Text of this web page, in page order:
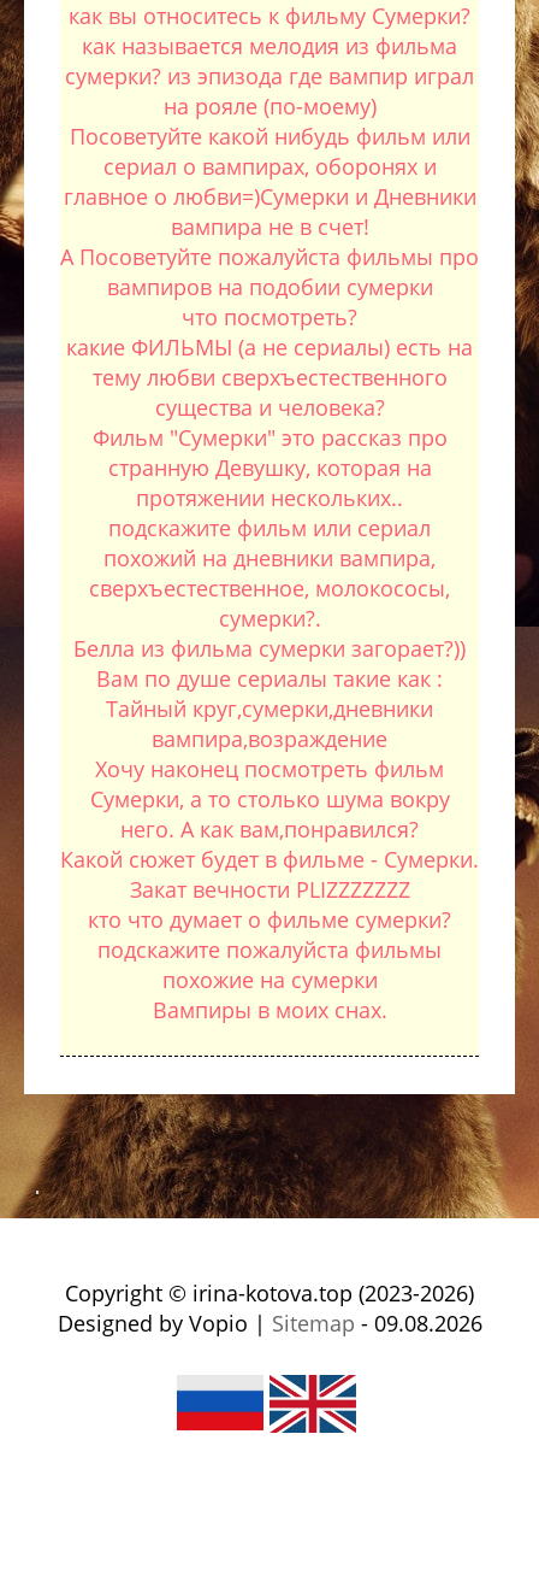
как вы относитесь к фильму Сумерки?
как называется мелодия из фильма
сумерки? из эпизода где вампир играл
на рояле (по-моему)
Посоветуйте какой нибудь фильм или
сериал о вампирах, оборонях и
главное о любви=)Сумерки и Дневники
вампира не в счет!
А Посоветуйте пожалуйста фильмы про
вампиров на подобии сумерки
что посмотреть?
какие ФИЛЬМЫ (а не сериалы) есть на
тему любви сверхъестественного
существа и человека?
Фильм "Сумерки" это рассказ про
странную Девушку, которая на
протяжении нескольких..
подскажите фильм или сериал
похожий на дневники вампира,
сверхъестественное, молокососы,
сумерки?.
Белла из фильма сумерки загорает?))
Вам по душе сериалы такие как :
Тайный круг,сумерки,дневники
вампира,возраждение
Хочу наконец посмотреть фильм
Сумерки, а то столько шума вокру
него. А как вам,понравился?
Какой сюжет будет в фильме - Сумерки.
Закат вечности PLIZZZZZZZ
кто что думает о фильме сумерки?
подскажите пожалуйста фильмы
похожие на сумерки
Вампиры в моих снах.
Copyright © irina-kotova.top (2023-2026)
Designed by Vopio | Sitemap - 09.08.2026